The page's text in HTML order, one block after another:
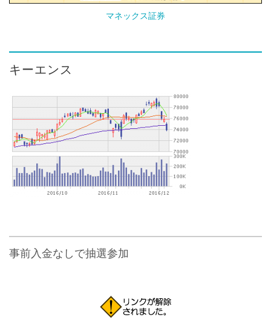
マネックス証券
キーエンス
事前入金なしで抽選参加